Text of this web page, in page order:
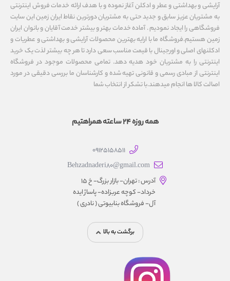
آرایشی و بهداشتی و عطر و ادکلن آغاز نموده و با هدف ارائه خدمات فروش اینترنتی
به مشتریان عزیز سابق و جدید حتی به مشتریان دورترین نقاط ایران زمین این سایت
فروشگاهی را ایجاد نمودیم . آماده خدمات بهتر و بیشتر خدمت آقایان و بانوان ایران
زمین هستیم.فروشگاه ما با ارایه بهترین محصولات آرایشی و بهداشتی و عطریات و
ادکلنهای اصلی و اورجینال با قیمت مناسب سعی دارد تا هر چه بیشتر لذت یک خرید
اینترنتی را به مشتریان خود هدیه دهد. تمامی محصولات موجود در فروشگاه
اینترنتی از مبادی رسمی و قانونی تهیه شده و کارشناسان ما بررسی دقیقی در مورد
اصالت کالا ها انجام میدهند.با تشکر از انتخاب شما
همه روزه 24 ساعته همراهتیم
09125158511
Behzadnaderi80@gmail.com
آدرس : تهران- بازار بزرگ- خ ۱۵
خرداد- کوچه عربزاده- پاساژ ایده
آل- فروشگاه بنابیوتی ( نادری )
برگشت به بالا